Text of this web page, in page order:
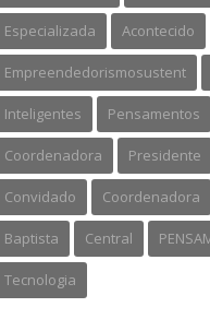
Especializada Acontecido
Empreendedorismosustent
Inteligentes Pensamentos
Coordenadora Presidente
Convidado Coordenadora
Baptista Central
Tecnologia